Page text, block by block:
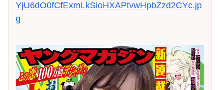
YjU6dO0fCfExmLkSioHXAPtvwHpbZzd2CYc.jp
g